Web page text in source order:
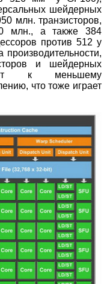
шейдерных
млн. транзисторов,
млн., а также 384
против 512 у
и шейдерных
к меньшему
что тоже играет